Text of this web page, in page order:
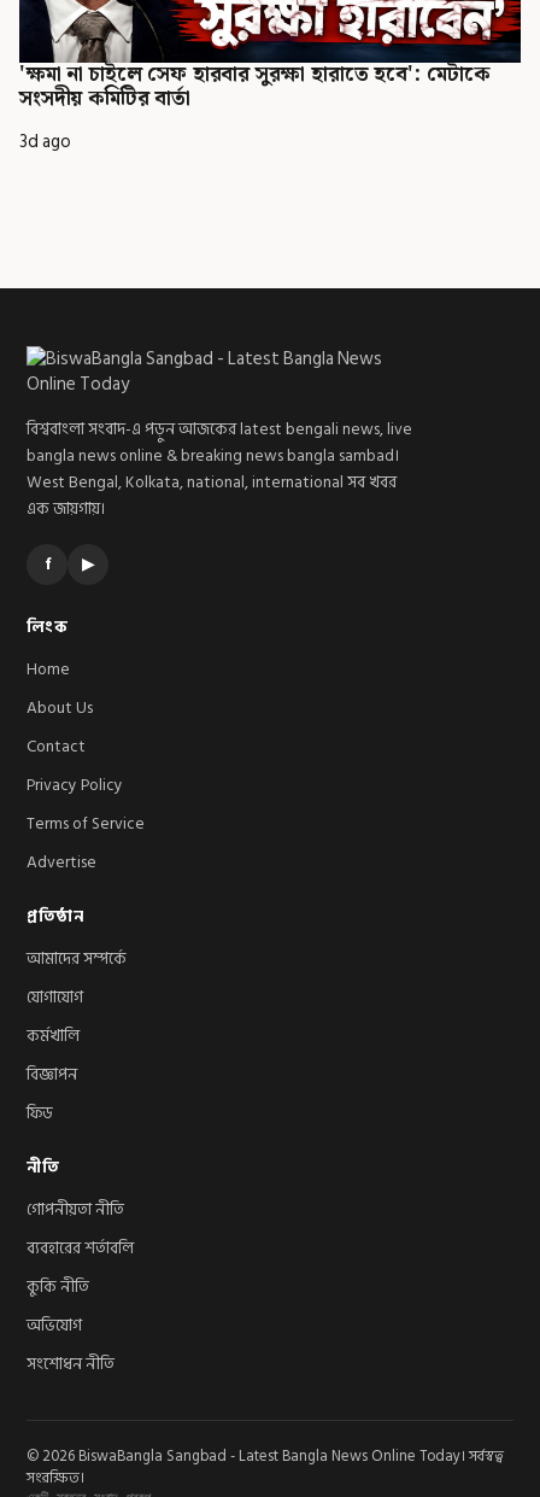
'ক্ষমা না চাইলে সেফ হারবার সুরক্ষা হারাতে হবে': মেটাকে
সংসদীয় কমিটির বার্তা
3d ago
বিশ্ববাংলা সংবাদ-এ পড়ুন আজকের latest bengali news, live
bangla news online & breaking news bangla sambad।
West Bengal, Kolkata, national, international সব খবর
এক জায়গায়।
f ▶
লিংক
Home
About Us
Contact
Privacy Policy
Terms of Service
Advertise
প্রতিষ্ঠান
আমাদের সম্পর্কে
যোগাযোগ
কর্মখালি
বিজ্ঞাপন
ফিড
নীতি
গোপনীয়তা নীতি
ব্যবহারের শর্তাবলি
কুকি নীতি
অভিযোগ
সংশোধন নীতি
© 2026 BiswaBangla Sangbad - Latest Bangla News Online Today। সর্বস্বত্ব
সংরক্ষিত।